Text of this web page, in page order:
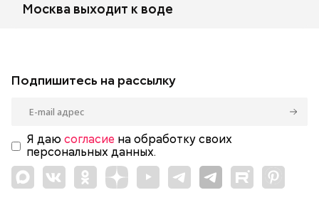
Москва выходит к воде
Подпишитесь на рассылку
Я даю согласие на обработку своих
персональных данных.